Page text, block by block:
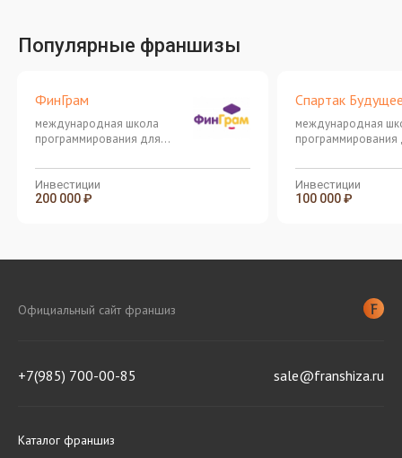
Популярные франшизы
ФинГрам
международная школа
программирования для
будущего для нового IT-
поколения
Инвестиции
200 000 ₽
Спартак
международная
программирования
будущего для
поколения
Инвестиции
100 000 ₽
Официальный сайт франшиз
+7(985) 700-00-85 sale@franshiza.ru
Каталог франшиз